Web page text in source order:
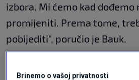
izbora. Mi ćemo kad
promijeniti. Prema tome,
pobijediti", poručio je Bauk.
Pozvao je i predsjednika RH
Brinemo o vašoj privatnosti